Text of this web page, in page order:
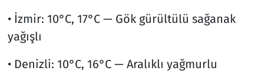
• İzmir: 10°C, 17°C — Gök gürültülü sağanak
yağışlı
• Denizli: 10°C, 16°C — Aralıklı yağmurlu